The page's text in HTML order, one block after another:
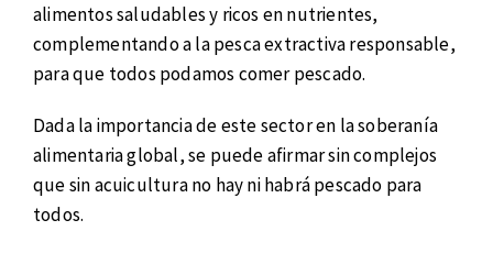
alimentos saludables y ricos en nutrientes,
complementando a la pesca extractiva responsable,
para que todos podamos comer pescado.
Dada la importancia de este sector en la soberanía
alimentaria global, se puede afirmar sin complejos
que sin acuicultura no hay ni habrá pescado para
todos.